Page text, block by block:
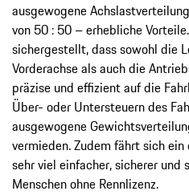
ausgewogene
von 50 : 50 – erhebliche
sichergestellt, dass sowohl die
Vorderachse als auch die
präzise und effizient auf die
Über- oder Untersteuern des
ausgewogene
vermieden. Zudem fährt sich
sehr viel einfacher, sicherer und
Menschen ohne Rennlizenz.